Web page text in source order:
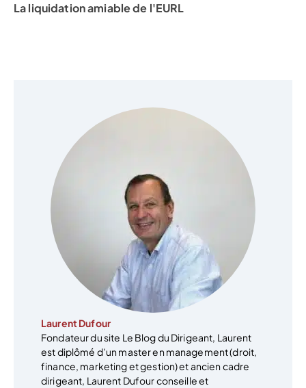
La liquidation amiable de l'EURL
Laurent Dufour
Fondateur du site Le Blog du Dirigeant, Laurent
est diplômé d’un master en management (droit,
finance, marketing et gestion) et ancien cadre
dirigeant, Laurent Dufour conseille et